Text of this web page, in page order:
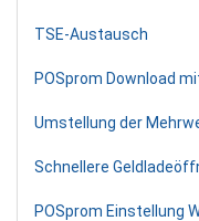
TSE-Austausch
POSprom Download
Umstellung der
Schnellere
POSprom Einstellung